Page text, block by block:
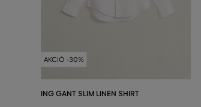
AKCIÓ -30%
ING GANT SLIM LINEN SHIRT